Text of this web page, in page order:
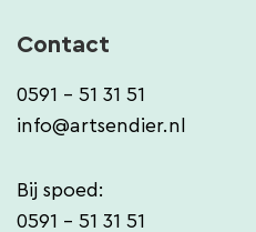
Contact
0591 - 51 31 51
info@artsendier.nl
Bij spoed:
0591 - 51 31 51